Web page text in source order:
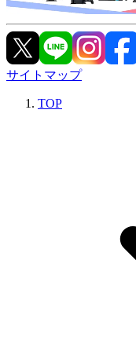
サイトマップ
TOP